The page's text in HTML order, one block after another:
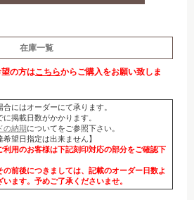
在庫一覧
の方はこちらからご購入をお願い致しま
にはオーダーにて承ります。
掲載日数がかかります。
の納期についてをご参照下さい。
希望日指定は出来ません】
用のお客様は下記刻印対応の部分をご確認下
前後につきましては、記載のオーダー日数よ
ます。予めご了承くださいませ。